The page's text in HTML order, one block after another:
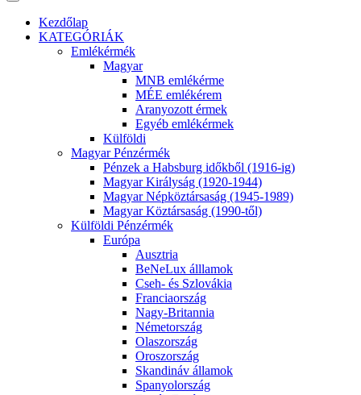
Kezdőlap
KATEGÓRIÁK
Emlékérmék
Magyar
MNB emlékérme
MÉE emlékérem
Aranyozott érmek
Egyéb emlékérmek
Külföldi
Magyar Pénzérmék
Pénzek a Habsburg időkből (1916-ig)
Magyar Királyság (1920-1944)
Magyar Népköztársaság (1945-1989)
Magyar Köztársaság (1990-től)
Külföldi Pénzérmék
Európa
Ausztria
BeNeLux álllamok
Cseh- és Szlovákia
Franciaország
Nagy-Britannia
Németország
Olaszország
Oroszország
Skandináv államok
Spanyolország